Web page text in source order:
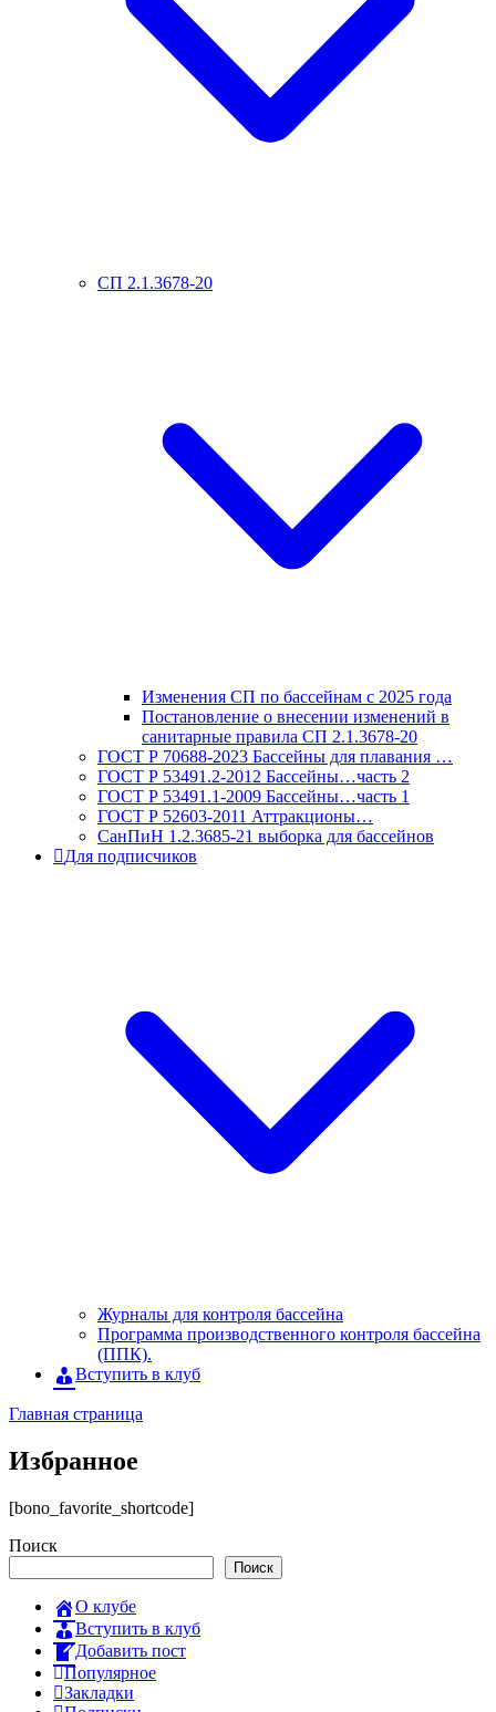
СП 2.1.3678-20
Изменения СП по бассейнам с 2025 года
Постановление о внесении изменений в
санитарные правила СП 2.1.3678-20
ГОСТ Р 70688-2023 Бассейны для плавания …
ГОСТ Р 53491.2-2012 Бассейны…часть 2
ГОСТ Р 53491.1-2009 Бассейны…часть 1
ГОСТ Р 52603-2011 Аттракционы…
СанПиН 1.2.3685-21 выборка для бассейнов
Для подписчиков
Журналы для контроля бассейна
Программа производственного контроля бассейна
(ППК).
Вступить в клуб
Главная страница
Избранное
[bono_favorite_shortcode]
Поиск
Поиск
О клубе
Вступить в клуб
Добавить пост
Популярное
Закладки